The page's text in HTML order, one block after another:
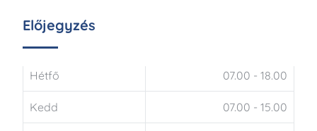
Előjegyzés
Hétfő 07.00 - 18.00
Kedd 07.00 - 15.00